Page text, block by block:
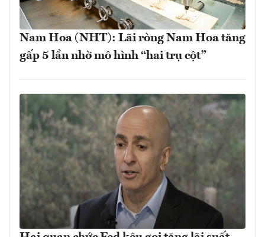
Nam Hoa (NHT): Lãi ròng Nam Hoa tăng
gấp 5 lần nhờ mô hình “hai trụ cột”